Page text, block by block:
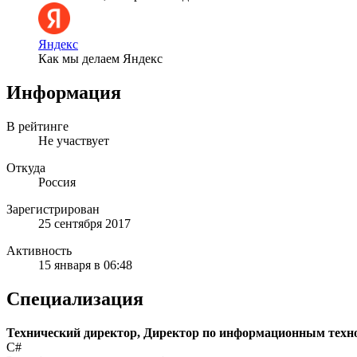
Яндекс
Как мы делаем Яндекс
Информация
В рейтинге
Не участвует
Откуда
Россия
Зарегистрирован
25 сентября 2017
Активность
15 января в 06:48
Специализация
Технический директор, Директор по информационным
C#